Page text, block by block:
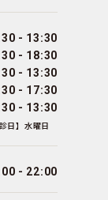
- 13:30
- 18:30
- 13:30
- 17:30
- 13:30
診日】水曜日
- 22:00